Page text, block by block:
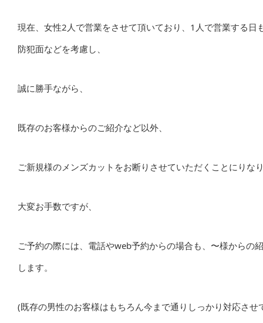
現在、女性2人で営業をさせて頂いており、 1 人で営業する日
防犯面などを考慮し、
誠に勝手ながら、
既存のお客様からのご紹介など以外、
ご新規様のメンズカットをお断りさせていただくことにりな
大変お手数ですが、
ご予約の際には、電話やweb予約からの場合も、〜様からの
します。
(既存の男性のお客様はもちろん今まで通りしっかり対応させ